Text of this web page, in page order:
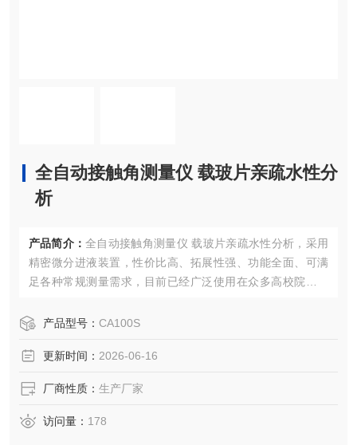
全自动接触角测量仪 载玻片亲疏水性分
析
产品简介： 全自动接触角测量仪 载玻片亲疏水性分析，采用
精密微分进液装置，性价比高、拓展性强、功能全面、可满
足各种常规测量需求，目前已经广泛使用在众多高校院所及
产品型号： CA100S
更新时间： 2026-06-16
厂商性质： 生产厂家
访问量： 178